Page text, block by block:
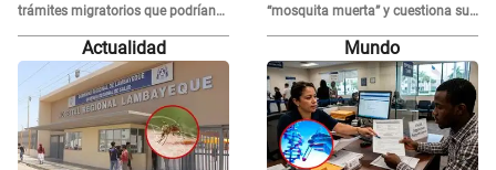
trámites migratorios que podrían
necesitar tu prueba de ADN
“mosquita muerta” y cuestiona su
RECONCILIACIÓN con Marcelo
Tinelli en TV argentina
Actualidad Mundo